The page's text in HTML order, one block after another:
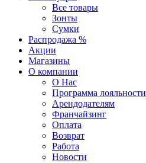
Все товары
Зонты
Сумки
Распродажа %
Акции
Магазины
О компании
О Нас
Программа лояльности
Арендодателям
Франчайзинг
Оплата
Возврат
Работа
Новости